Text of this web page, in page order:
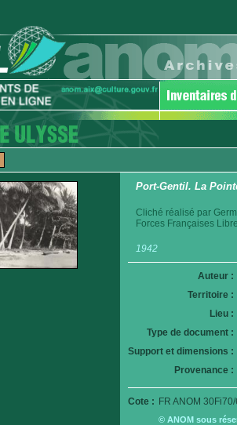
Port-Gentil. La
Cliché réalisé par
Forces Françaises
1942
Auteur :
Territoire :
Lieu :
Type de document :
Support et dimensions :
Provenance :
Cote : FR ANOM
© ANOM sous